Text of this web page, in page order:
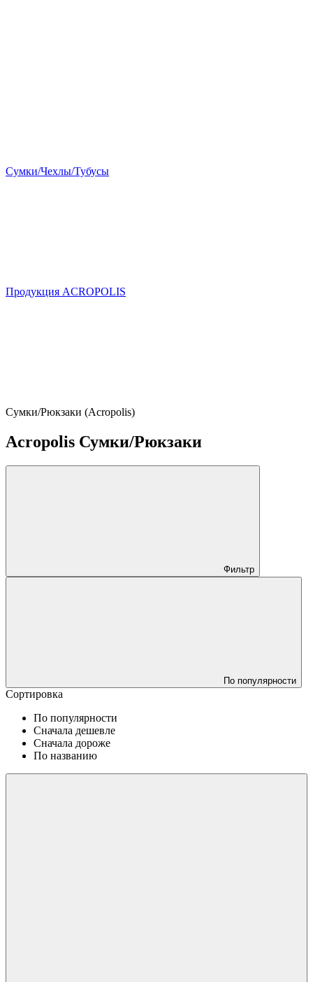
Сумки/Чехлы/Тубусы
Продукция ACROPOLIS
Сумки/Рюкзаки (Acropolis)
Acropolis Сумки/Рюкзаки
Фильтр
По популярности
Сортировка
По популярности
Сначала дешевле
Сначала дороже
По названию